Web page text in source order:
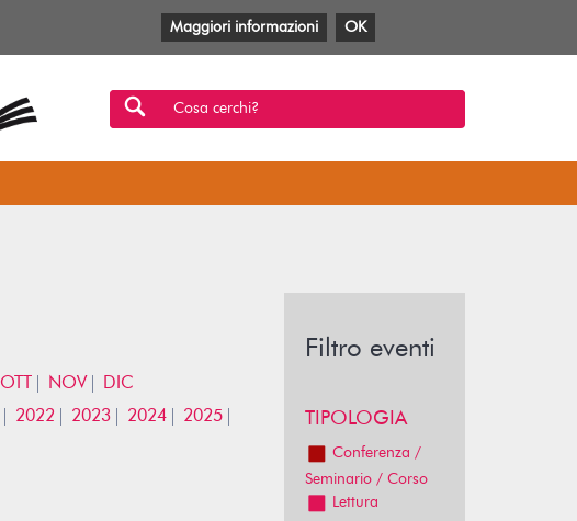
Facebook
TwitterYouTube
Anobii
SBTMlol
Cosa cerchi?
OTT NOV
DIC
2022 2023 2024
2025
Filtro eventi
TIPOLOGIA
Conferenza /
Seminario / Corso
Lettura
Maggiori informazioni OK